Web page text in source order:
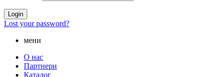
Login
Lost your password?
мени
О нас
Партнери
Каталог